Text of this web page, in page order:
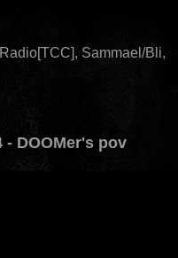
Sammael/Bli,
- DOOMer's pov